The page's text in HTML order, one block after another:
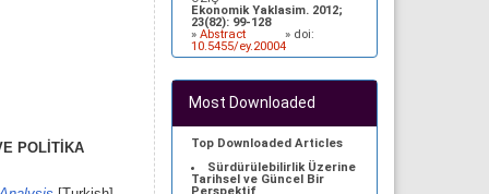
POLİTİKA
Ekonomik Yaklasim. 2012;
23(82): 99-128
» Abstract
» doi:
10.5455/ey.20004
İŞLEMLER DENGESİ ÜZERİNE
ETKİLERİ: İKİZ AÇIKLAR
HİPOTEZİNİN TÜRKİYE
DEĞERLENDİRİLMESİ
Effects of Budget Deficit on
Analysis of Twin Deficits
Hypothesis in Case of Turkey
[Turkish]
Most Downloaded
Top Downloaded Articles
Sürdürülebilirlik Üzerine
Tarihsel ve Güncel Bir